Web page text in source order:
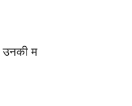
उनकी म